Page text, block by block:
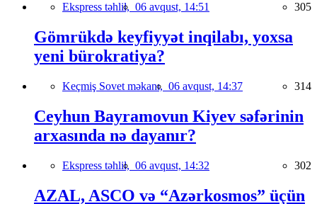
Ekspress təhlil, 06 avqust, 14:51 305
Gömrükdə keyfiyyət inqilabı, yoxsa
yeni bürokratiya?
Keçmiş Sovet məkanı, 06 avqust, 14:37 314
Ceyhun Bayramovun Kiyev səfərinin
arxasında nə dayanır?
Ekspress təhlil, 06 avqust, 14:32 302
AZAL, ASCO və “Azərkosmos” üçün